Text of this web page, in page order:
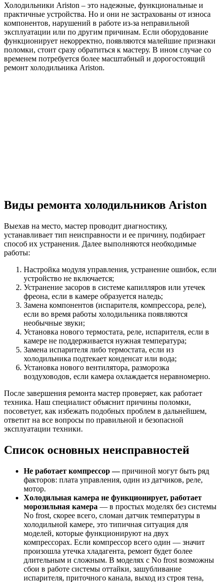
Холодильники Ariston – это надежные, функциональные и
практичные устройства. Но и они не застрахованы от износа
компонентов, нарушений в работе из-за неправильной
эксплуатации или по другим причинам. Если оборудование
функционирует некорректно, появляются малейшие признаки
поломки, стоит сразу обратиться к мастеру. В ином случае со
временем потребуется более масштабный и дорогостоящий
ремонт холодильника Ariston.
Виды ремонта холодильников Ariston
Выехав на место, мастер проводит диагностику,
устанавливает тип неисправности и ее причину, подбирает
способ их устранения. Далее выполняются необходимые
работы:
Настройка модуля управления, устранение ошибок, если
устройство не включается;
Устранение засоров в системе капилляров или утечек
фреона, если в камере образуется наледь;
Замена компонентов (испарителя, компрессора, реле),
если во время работы холодильника появляются
необычные звуки;
Установка нового термостата, реле, испарителя, если в
камере не поддерживается нужная температура;
Замена испарителя либо термостата, если из
холодильника подтекает конденсат или вода;
Установка нового вентилятора, разморозка
воздуховодов, если камера охлаждается неравномерно.
После завершения ремонта мастер проверяет, как работает
техника. Наш специалист объяснит причины поломки,
посоветует, как избежать подобных проблем в дальнейшем,
ответит на все вопросы по правильной и безопасной
эксплуатации техники.
Список основных неисправностей
Не работает компрессор —причиной могут быть ряд
факторов: плата управления, один из датчиков, реле,
мотор.
Холодильная камера не функционирует, работает
морозильная камера — в простых моделях без системы
No frost, скорее всего, сломан датчик температуры в
холодильной камере, это типичная ситуация для
моделей, которые функционируют на двух
компрессорах. Если компрессор всего один — значит
произошла утечка хладагента, ремонт будет более
длительным и сложным. В моделях с No frost возможны
сбои в работе системы оттайки, зашубливание
испарителя, приточного канала, выход из строя тена,